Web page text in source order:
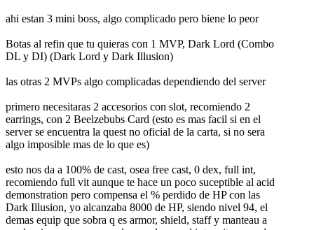
ahi estan 3 mini boss, algo complicado pero biene lo peor
Botas al refin que tu quieras con 1 MVP, Dark Lord (Combo
DL y DI) (Dark Lord y Dark Illusion)
las otras 2 MVPs algo complicadas dependiendo del server
primero necesitaras 2 accesorios con slot, recomiendo 2
earrings, con 2 Beelzebubs Card (esto es mas facil si en el
server se encuentra la quest no oficial de la carta, si no sera
algo imposible mas de lo que es)
esto nos da a 100% de cast, osea free cast, 0 dex, full int,
recomiendo full vit aunque te hace un poco suceptible al acid
demonstration pero compensa el % perdido de HP con las
Dark Illusion, yo alcanzaba 8000 de HP, siendo nivel 94, el
demas equip que sobra q es armor, shield, staff y manteau a